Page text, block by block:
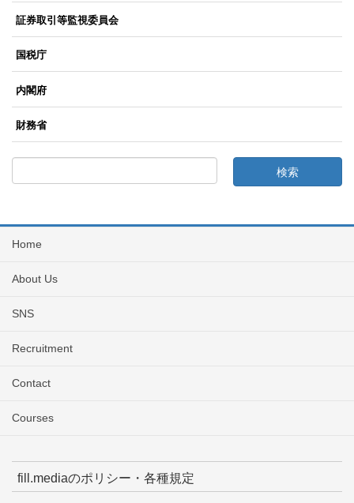
証券取引等監視委員会
国税庁
内閣府
財務省
Home
About Us
SNS
Recruitment
Contact
Courses
fill.mediaのポリシー・各種規定